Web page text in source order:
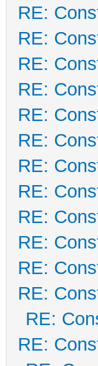
RE:
RE:
RE:
RE:
RE:
RE:
RE:
RE:
RE:
RE:
RE:
RE:
RE:
RE: